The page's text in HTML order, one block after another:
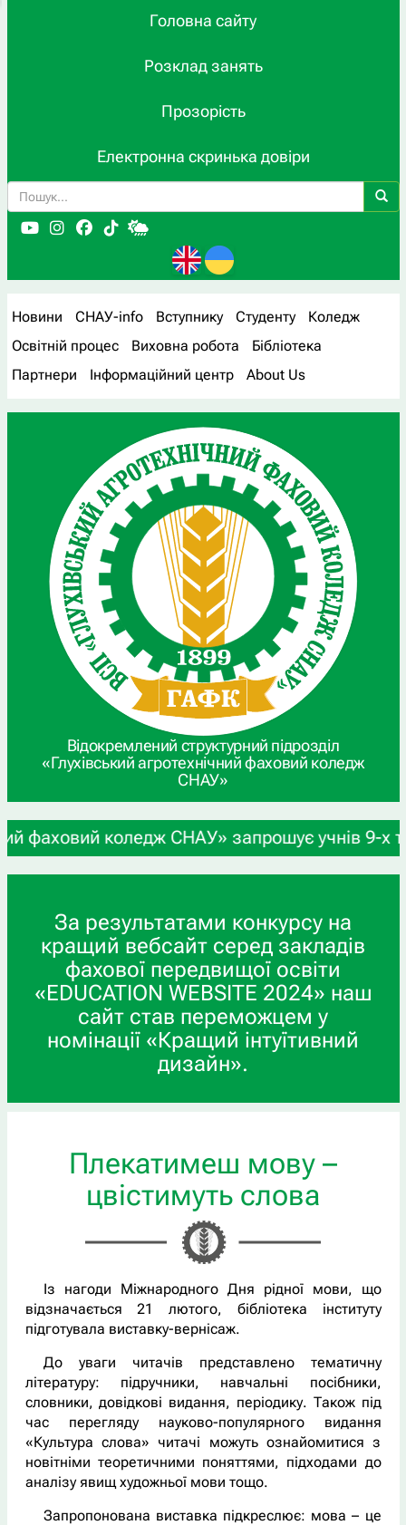
Головна сайту
Розклад занять
Прозорість
Електронна скринька довіри
Новини СНАУ-info Вступнику Студенту
Коледж
Освітній процес
Виховна робота
Бібліотека
Партнери
Інформаційний центр About Us
Відокремлений структурний підрозділ
«Глухівський агротехнічний фаховий коледж
СНАУ»
СНАУ» запрошує учнів 9-х та 11-х
За результатами конкурсу на
кращий вебсайт серед закладів
фахової передвищої освіти
«EDUCATION WEBSITE 2024» наш
сайт став переможцем у
номінації «Кращий інтуїтивний
дизайн».
Плекатимеш мову –
цвістимуть слова
Із нагоди Міжнародного Дня рідної мови, що
відзначається 21 лютого, бібліотека інституту
підготувала виставку-вернісаж.
До уваги читачів представлено тематичну
літературу: підручники, навчальні посібники,
словники, довідкові видання, періодику. Також під
час перегляду науково-популярного видання
«Культура слова» читачі можуть ознайомитися з
новітніми теоретичними поняттями, підходами до
аналізу явищ художньої мови тощо.
Запропонована виставка підкреслює: мова – це